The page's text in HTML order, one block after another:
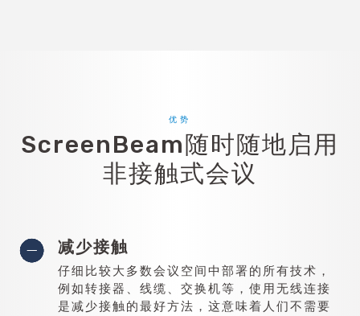
优势
ScreenBeam随时随地启用
非接触式会议
减少接触
仔细比较大多数会议空间中部署的所有技术，
例如转接器、线缆、交换机等，使用无线连接
是减少接触的最好方法，这意味着人们不需要